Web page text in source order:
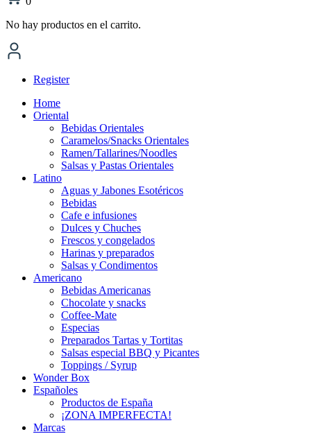
No hay productos en el carrito.
Register
Home
Oriental
Bebidas Orientales
Caramelos/Snacks Orientales
Ramen/Tallarines/Noodles
Salsas y Pastas Orientales
Latino
Aguas y Jabones Esotéricos
Bebidas
Cafe e infusiones
Dulces y Chuches
Frescos y congelados
Harinas y preparados
Salsas y Condimentos
Americano
Bebidas Americanas
Chocolate y snacks
Coffee-Mate
Especias
Preparados Tartas y Tortitas
Salsas especial BBQ y Picantes
Toppings / Syrup
Wonder Box
Españoles
Productos de España
¡ZONA IMPERFECTA!
Marcas